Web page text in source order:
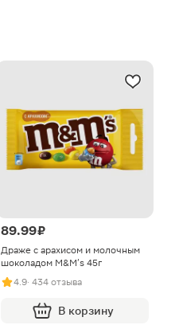
89.99 ₽
Драже с арахисом и молочным
шоколадом M&M's 45г
4.9· 434 отзыва
В корзину